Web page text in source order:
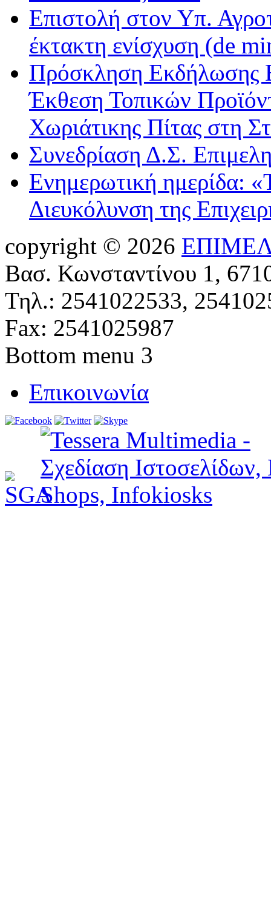
Επιστολή στον Υπ.
έκτακτη ενίσχυση (de
Πρόσκληση Εκδήλωσης
Έκθεση Τοπικών
Χωριάτικης Πίτας στη
Συνεδρίαση Δ.Σ.
Ενημερωτική ημερίδα:
Διευκόλυνση της
copyright © 2026
Βασ. Κωνσταντίνου 1,
Τηλ.: 2541022533,
Fax: 2541025987
Bottom menu 3
Επικοινωνία